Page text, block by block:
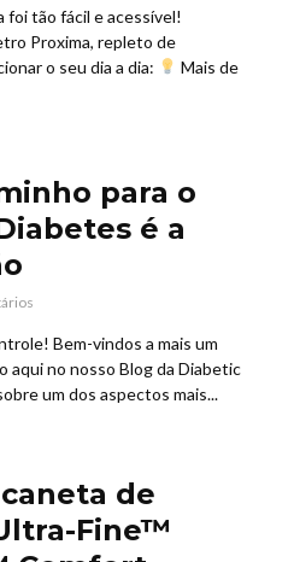
foi tão fácil e acessível!
Proxima, repleto de
o seu dia a dia:
Mais de
para o
é a
Bem-vindos a mais um
aqui no nosso Blog da Diabetic
um dos aspectos mais...
de
Fine™